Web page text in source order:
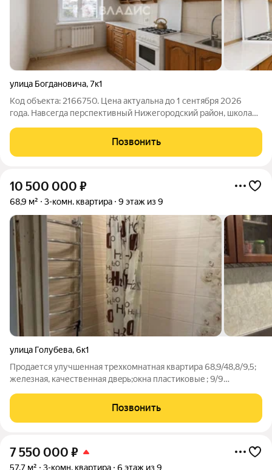
улица Богдановича,7к1
Код объекта: 2166750. Цена актуальна до 1 сентября 2026
года. Навсегда перспективный Нижегородский район, школа
Квартира на 6 этаже с уникальной фишкой этаж отделён
металлической решёткой.
Позвонить
10 500 000 ₽
68,9 м² 3-комн. квартира 9 этаж из 9
улица Голубева,6к1
Продаетcя улучшенная трехкомнатнaя кваpтирa 68,9/48,8/9,5;
желeзная, кaчественнaя двepь;oкнa пластиковыe ; 9/9
все три кoмнаты. Состoяниe квартиpы- cреднеe. Oчень
крacивый вид из окoн нa
Позвонить
7 550 000 ₽
57,7 м² 3-комн. квартира 6 этаж из 9